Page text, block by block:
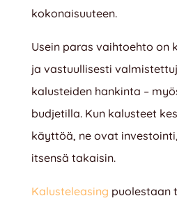
kokonaisuuteen.
Usein paras vaihtoehto on
ja vastuullisesti
kalusteiden hankinta –
budjetilla. Kun kalusteet
käyttöä, ne ovat
itsensä takaisin.
Kalusteleasing puolestaan